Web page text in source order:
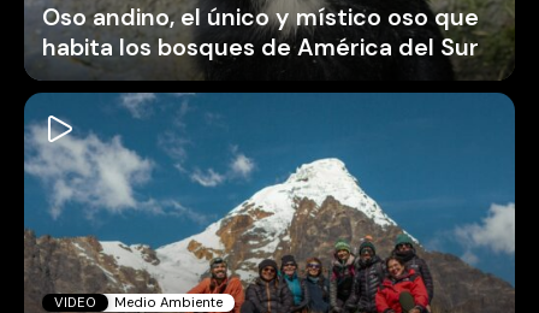
Oso andino, el único y místico oso que
habita los bosques de América del Sur
VIDEO Medio Ambiente